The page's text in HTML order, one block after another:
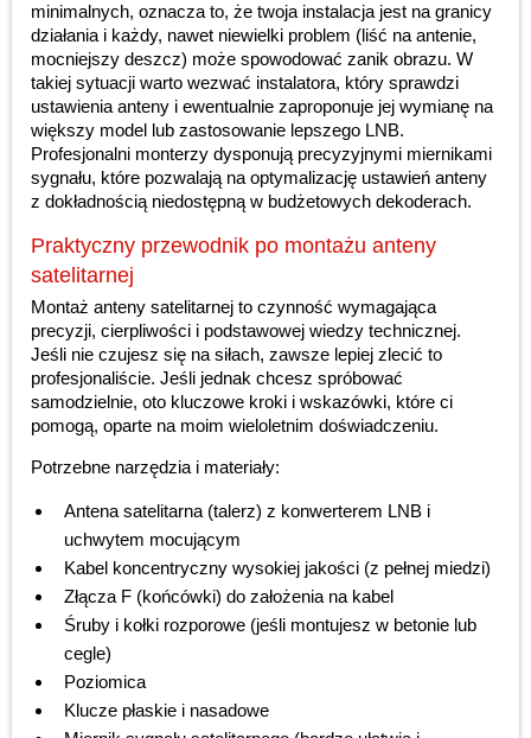
minimalnych, oznacza to, że twoja instalacja jest na granicy
działania i każdy, nawet niewielki problem (liść na antenie,
mocniejszy deszcz) może spowodować zanik obrazu. W
takiej sytuacji warto wezwać instalatora, który sprawdzi
ustawienia anteny i ewentualnie zaproponuje jej wymianę na
większy model lub zastosowanie lepszego LNB.
Profesjonalni monterzy dysponują precyzyjnymi miernikami
sygnału, które pozwalają na optymalizację ustawień anteny
z dokładnością niedostępną w budżetowych dekoderach.
Praktyczny przewodnik po montażu anteny
satelitarnej
Montaż anteny satelitarnej to czynność wymagająca
precyzji, cierpliwości i podstawowej wiedzy technicznej.
Jeśli nie czujesz się na siłach, zawsze lepiej zlecić to
profesjonaliście. Jeśli jednak chcesz spróbować
samodzielnie, oto kluczowe kroki i wskazówki, które ci
pomogą, oparte na moim wieloletnim doświadczeniu.
Potrzebne narzędzia i materiały:
Antena satelitarna (talerz) z konwerterem LNB i
uchwytem mocującym
Kabel koncentryczny wysokiej jakości (z pełnej miedzi)
Złącza F (końcówki) do założenia na kabel
Śruby i kołki rozporowe (jeśli montujesz w betonie lub
cegle)
Poziomica
Klucze płaskie i nasadowe